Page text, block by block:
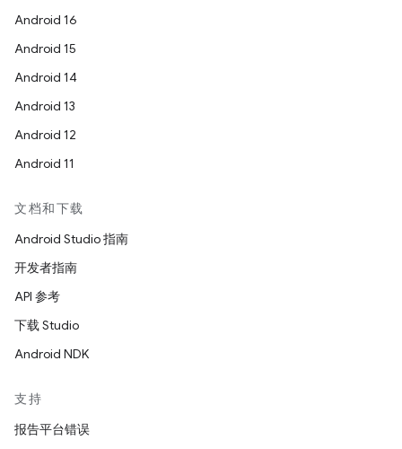
Android 16
Android 15
Android 14
Android 13
Android 12
Android 11
文档和下载
Android Studio 指南
开发者指南
API 参考
下载 Studio
Android NDK
支持
报告平台错误